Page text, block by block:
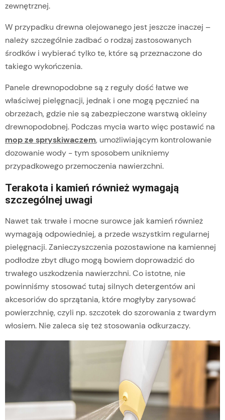
zewnętrznej.
W przypadku drewna olejowanego jest jeszcze inaczej –
należy szczególnie zadbać o rodzaj zastosowanych
środków i wybierać tylko te, które są przeznaczone do
takiego wykończenia.
Panele drewnopodobne są z reguły dość łatwe we
właściwej pielęgnacji, jednak i one mogą pęcznieć na
obrzeżach, gdzie nie są zabezpieczone warstwą okleiny
drewnopodobnej. Podczas mycia warto więc postawić na
mop ze spryskiwaczem, umożliwiającym kontrolowanie
dozowanie wody - tym sposobem unikniemy
przypadkowego przemoczenia nawierzchni.
Terakota i kamień również wymagają
szczególnej uwagi
Nawet tak trwałe i mocne surowce jak kamień również
wymagają odpowiedniej, a przede wszystkim regularnej
pielęgnacji. Zanieczyszczenia pozostawione na kamiennej
podłodze zbyt długo mogą bowiem doprowadzić do
trwałego uszkodzenia nawierzchni. Co istotne, nie
powinniśmy stosować tutaj silnych detergentów ani
akcesoriów do sprzątania, które mogłyby zarysować
powierzchnię, czyli np. szczotek do szorowania z twardym
włosiem. Nie zaleca się też stosowania odkurzaczy.